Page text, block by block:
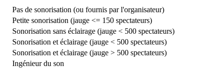
Pas de sonorisation (ou fournis par l'organisateur)
Petite sonorisation (jauge <= 150 spectateurs)
Sonorisation sans éclairage (jauge < 500 spectateurs)
Sonorisation et éclairage (jauge < 500 spectateurs)
Sonorisation et éclairage (jauge > 500 spectateurs)
Ingénieur du son